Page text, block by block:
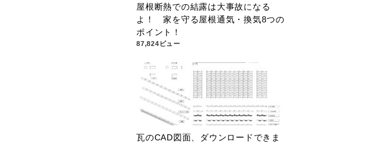
屋根断熱での結露は大事故になる
よ！ 家を守る屋根通気・換気8つの
ポイント！
87,824ビュー
瓦のCAD図面、ダウンロードできま